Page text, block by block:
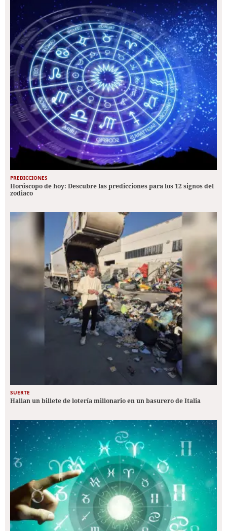
PREDICCIONES
Horóscopo de hoy: Descubre las predicciones para los 12 signos del
zodiaco
SUERTE
Hallan un billete de lotería millonario en un basurero de Italia